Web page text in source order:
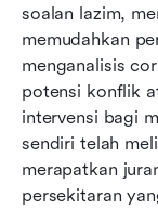
soalan lazim,
memudahkan
menganalisis
potensi konflik
intervensi bagi
sendiri telah
merapatkan
persekitaran